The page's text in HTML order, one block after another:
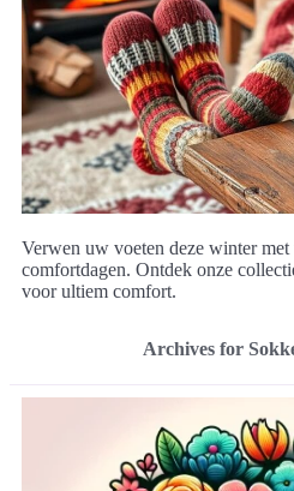
Verwen uw voeten deze winter
comfortdagen. Ontdek onze
voor ultiem comfort.
Archives for